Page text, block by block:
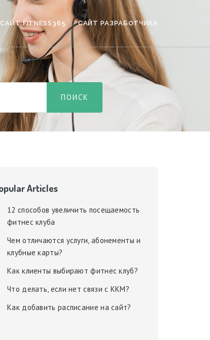
САЙТ FITNESS365 САЙТ РАЗРАБОТЧИКА
Articles
12 способов увеличить посещаемость
фитнес клуба
Чем отличаются услуги, абонементы и
клубные карты?
Как клиенты выбирают фитнес клуб?
Что делать, если нет связи с ККМ?
Как добавить расписание на сайт?